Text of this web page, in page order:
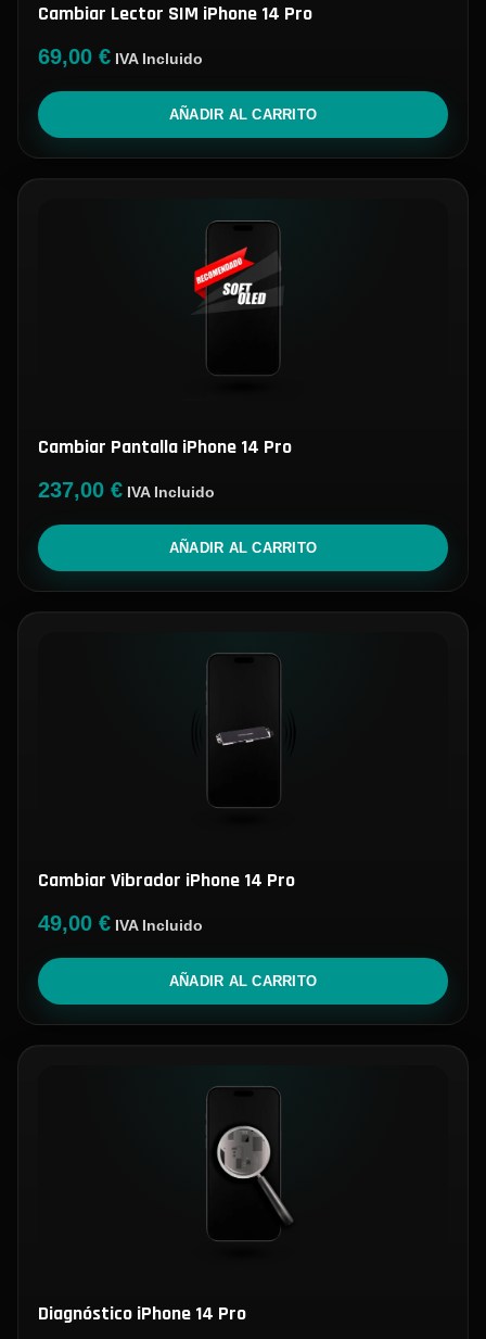
Cambiar Lector SIM iPhone 14 Pro
69,00 € IVA Incluido
AÑADIR AL CARRITO
Cambiar Pantalla iPhone 14 Pro
237,00 € IVA Incluido
AÑADIR AL CARRITO
Cambiar Vibrador iPhone 14 Pro
49,00 € IVA Incluido
AÑADIR AL CARRITO
Diagnóstico iPhone 14 Pro